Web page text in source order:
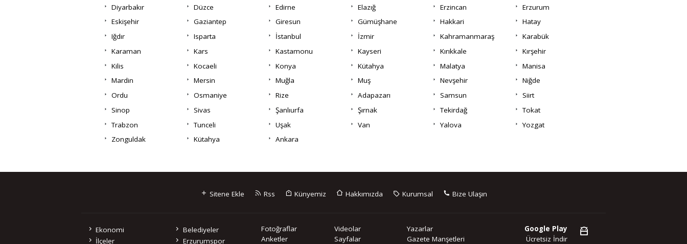
Diyarbakır
Düzce Edirne Elazığ Erzincan
Erzurum
Eskişehir
Gaziantep Giresun Gümüşhane Hakkari
Hatay
Iğdır
Isparta İstanbul İzmir Kahramanmaraş
Karabük
Karaman
Kars Kastamonu Kayseri Kırıkkale
Kırşehir
Kilis
Kocaeli Konya Kütahya Malatya
Manisa
Mardin
Mersin Muğla Muş Nevşehir
Niğde
Ordu
Osmaniye Rize Adapazarı Samsun
Siirt
Sinop
Sivas Şanlıurfa Şırnak Tekirdağ
Tokat
Trabzon
Tunceli Uşak Van Yalova
Yozgat
Zonguldak
Kütahya Ankara
Sitene Ekle Rss Künyemiz Hakkımızda Kurumsal Bize Ulaşın
Ekonomi
Belediyeler
İlçeler
Erzurumspor
Fotoğraflar Videolar
Yazarlar
Anketler
Sayfalar Gazete Manşetleri
Google Play
Ücretsiz İndir